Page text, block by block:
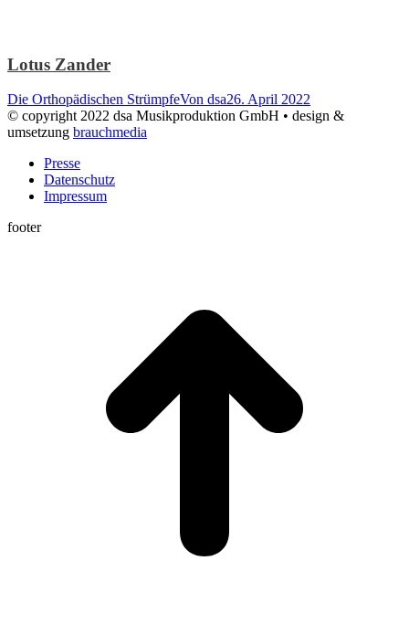
Lotus Zander
Die Orthopädischen StrümpfeVon dsa26. April 2022
© copyright 2022 dsa Musikproduktion GmbH • design &
umsetzung brauchmedia
Presse
Datenschutz
Impressum
footer